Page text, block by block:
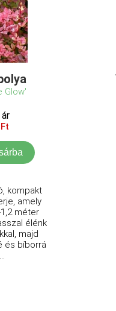
Glow'
kompakt
amely
méter
élénk
majd
és bíborrá